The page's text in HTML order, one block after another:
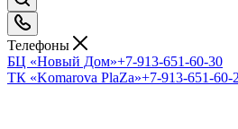
Телефоны
БЦ «Новый Дом»+7-913-651-60-30
ТК «Komarova PlaZa»+7-913-651-60-